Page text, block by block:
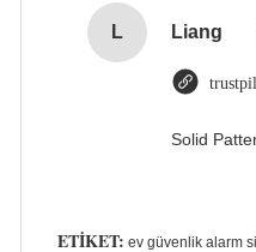
L Liang
Solid
ETIKET: ev güvenlik alarm